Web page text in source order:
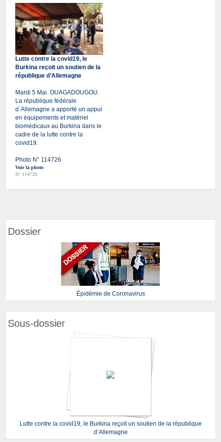
Lutte contre la covid19, le
Burkina reçoit un soutien de la
république d’Allemagne
Mardi 5 Mai. OUAGADOUGOU.
La république fédérale
d`Allemagne a apporté un appui
en équipements et matériel
biomédicaux au Burkina dans le
cadre de la lutte contre la
covid19.
Photo N° 114726
Voir la photo
N° 114726
Dossier
Épidémie de Coronavirus
Sous-dossier
Lutte contre la covid19, le Burkina reçoit un soutien de la république
d’Allemagne